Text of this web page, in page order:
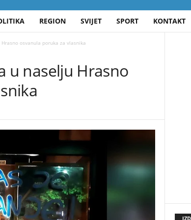
REGION SVIJET SPORT KONTAKT
osvanula poruka za vlasnika
u naselju Hrasno